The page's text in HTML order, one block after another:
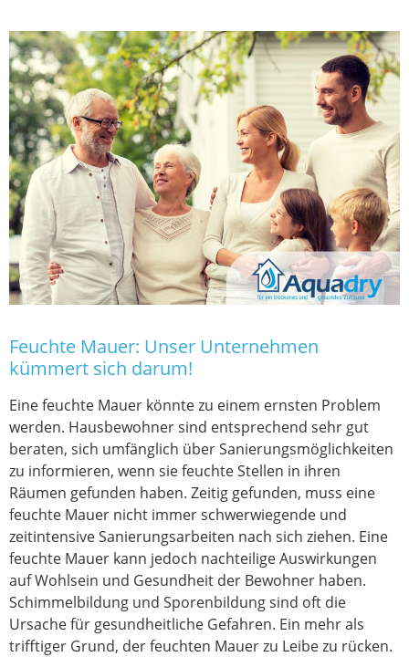
Feuchte Mauer: Unser Unternehmen
kümmert sich darum!
Eine feuchte Mauer könnte zu einem ernsten Problem
werden. Hausbewohner sind entsprechend sehr gut
beraten, sich umfänglich über Sanierungsmöglichkeiten
zu informieren, wenn sie feuchte Stellen in ihren
Räumen gefunden haben. Zeitig gefunden, muss eine
feuchte Mauer nicht immer schwerwiegende und
zeitintensive Sanierungsarbeiten nach sich ziehen. Eine
feuchte Mauer kann jedoch nachteilige Auswirkungen
auf Wohlsein und Gesundheit der Bewohner haben.
Schimmelbildung und Sporenbildung sind oft die
Ursache für gesundheitliche Gefahren. Ein mehr als
trifftiger Grund, der feuchten Mauer zu Leibe zu rücken.